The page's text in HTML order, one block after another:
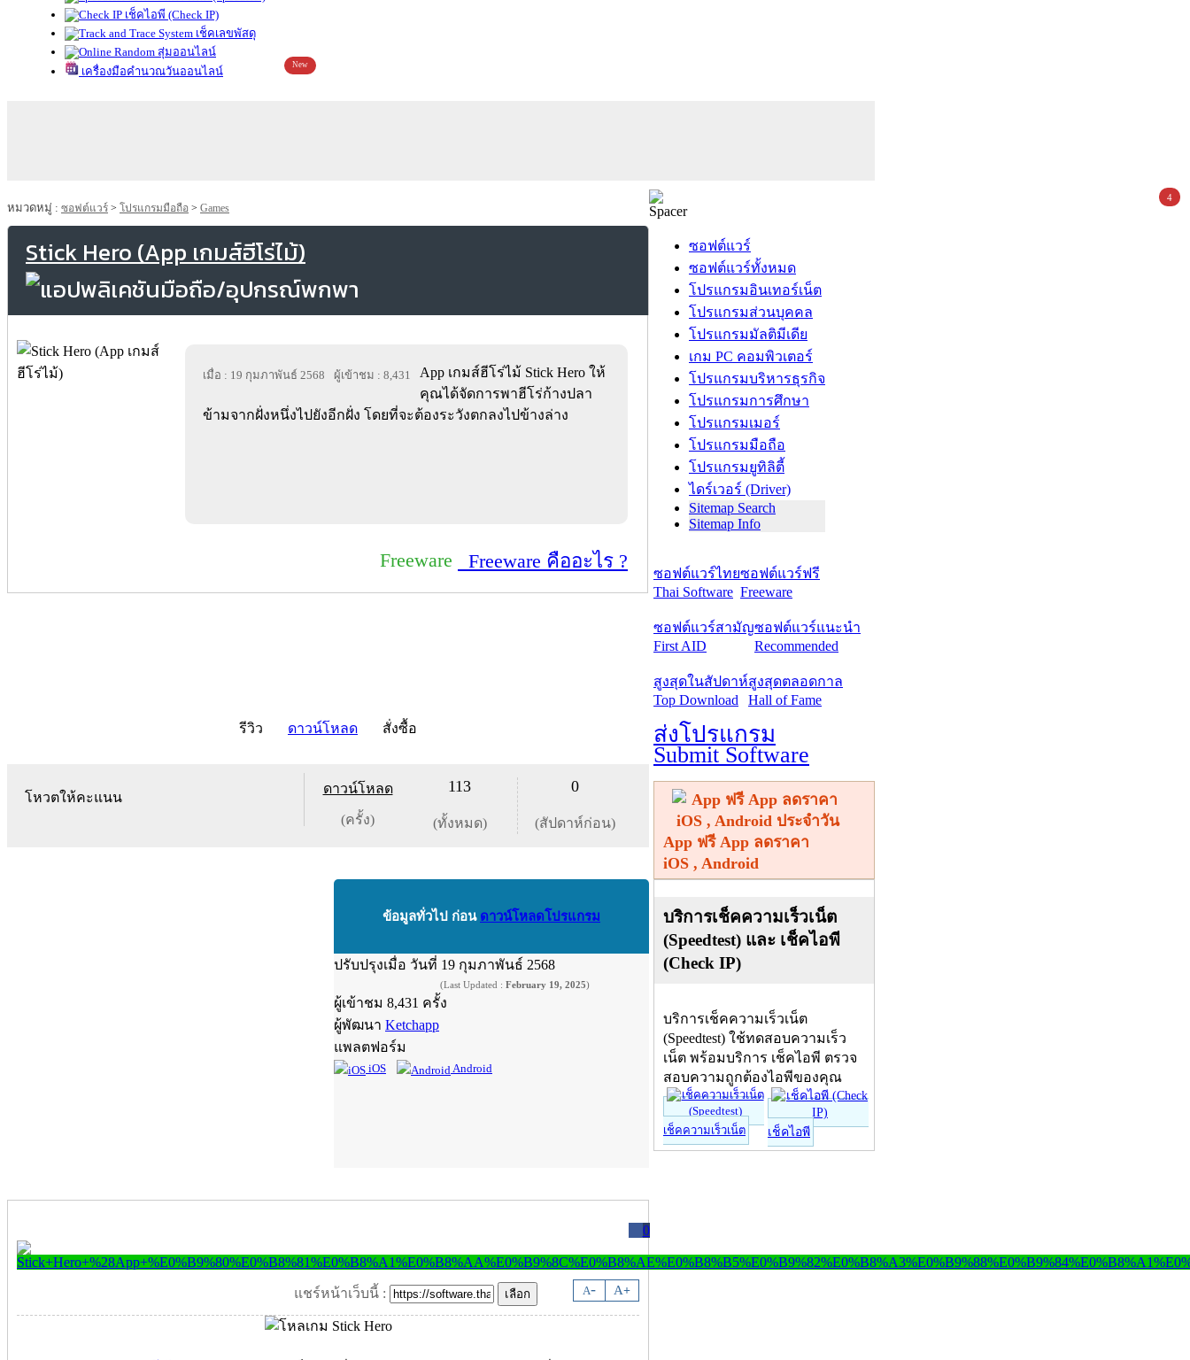
เช็คไอพี (Check IP)
เช็คเลขพัสดุ
สุ่มออนไลน์
เครื่องมือคำนวณวันออนไลน์
New
หมวดหมู่ : ซอฟต์แวร์ > โปรแกรมมือถือ > Games
Stick Hero (App เกมส์ฮีโร่ไม้)
เมื่อ : 19 กุมภาพันธ์ 2568 ผู้เข้าชม : 8,431
App เกมส์ฮีโร่ไม้ Stick Hero ให้
คุณได้จัดการพาฮีโร่ก้างปลา
ข้ามจากฝั่งหนึ่งไปยังอีกฝั่ง โดยที่จะต้องระวังตกลงไปข้างล่าง
Freeware Freeware คืออะไร ?
รีวิว ดาวน์โหลด สั่งซื้อ
โหวตให้คะแนน
ดาวน์โหลด
(ครั้ง)
113
(ทั้งหมด)
0
(สัปดาห์ก่อน)
ข้อมูลทั่วไป ก่อน ดาวน์โหลดโปรแกรม
ปรับปรุงเมื่อ วันที่ 19 กุมภาพันธ์ 2568
(Last Updated : February 19, 2025)
ผู้เข้าชม 8,431 ครั้ง
ผู้พัฒนา Ketchapp
แพลตฟอร์ม
iOS Android
0
A- A+
แชร์หน้าเว็บนี้ :
ซอฟต์แวร์
ซอฟต์แวร์ทั้งหมด
โปรแกรมอินเทอร์เน็ต
โปรแกรมส่วนบุคคล
โปรแกรมมัลติมีเดีย
เกม PC คอมพิวเตอร์
โปรแกรมบริหารธุรกิจ
โปรแกรมการศึกษา
โปรแกรมเมอร์
โปรแกรมมือถือ
โปรแกรมยูทิลิตี้
ไดร์เวอร์ (Driver)
Sitemap Search
Sitemap Info
ซอฟต์แวร์ไทย
Thai Software
ซอฟต์แวร์ฟรี
Freeware
ซอฟต์แวร์สามัญ
First AID
ซอฟต์แวร์แนะนำ
Recommended
สูงสุดในสัปดาห์
Top Download
สูงสุดตลอดกาล
Hall of Fame
ส่งโปรแกรม
Submit Software
App ฟรี App ลดราคา
iOS , Android
บริการเช็คความเร็วเน็ต
(Speedtest) และ เช็คไอพี
(Check IP)
บริการเช็คความเร็วเน็ต
(Speedtest) ใช้ทดสอบความเร็ว
เน็ต พร้อมบริการ เช็คไอพี ตรวจ
สอบความถูกต้องไอพีของคุณ
เช็คความเร็วเน็ต เช็คไอพี
4